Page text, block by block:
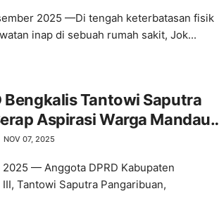
2025 —Di tengah keterbatasan fisik
inap di sebuah rumah sakit, Jok...
Bengkalis Tantowi Saputra
Aspirasi Warga Mandau
NOV 07, 2025
— Anggota DPRD Kabupaten
Tantowi Saputra Pangaribuan,